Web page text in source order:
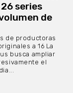
series
de
de productoras
a 16 La
busca ampliar
el